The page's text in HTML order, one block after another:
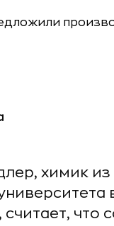
химик из
что